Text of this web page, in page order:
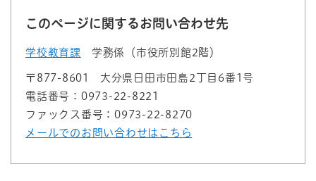
このページに関するお問い合わせ先
学校教育課 学務係（市役所別館2階）
〒877-8601
大分県日田市田島2丁目6番1号
電話番号：0973-22-8221
ファックス番号：0973-22-8270
メールでのお問い合わせはこちら